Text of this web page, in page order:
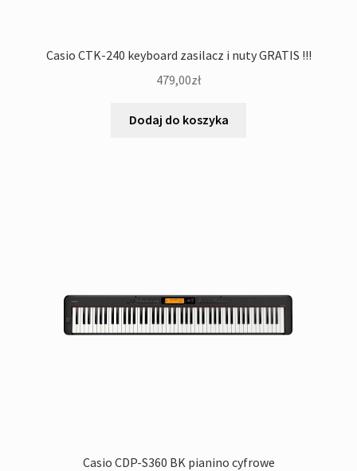
Casio CTK-240 keyboard zasilacz i nuty GRATIS !!!
479,00zł
Dodaj do koszyka
Casio CDP-S360 BK pianino cyfrowe